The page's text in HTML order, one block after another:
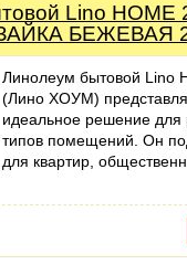
Lino HOME
БЕЖЕВАЯ
Линолеум бытовой Lino
(Лино ХОУМ)
идеальное решение для
типов помещений. Он
для квартир,